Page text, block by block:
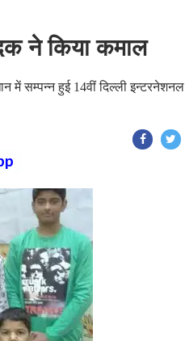
ने किया कमाल
में सम्पन्न हुई 14वीं दिल्ली इन्टरनेशनल